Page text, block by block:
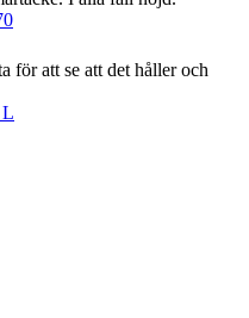
för att se att det håller och
L